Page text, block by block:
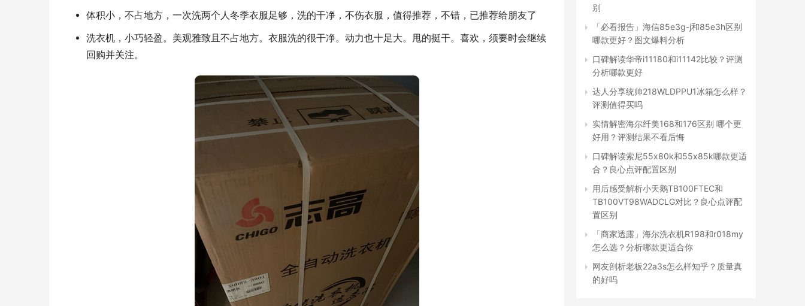
体积小，不占地方，一次洗两个人冬季衣服足够，洗的干净，不伤衣服，值得推荐，不错，已推荐给朋友了
洗衣机，小巧轻盈。美观雅致且不占地方。衣服洗的很干净。动力也十足大。甩的挺干。喜欢，须要时会继续
回购并关注。
别
「必看报告」海信85e3g-j和85e3h区别
哪款更好？图文爆料分析
口碑解读华帝i11180和i11142比较？评测
分析哪款更好
达人分享统帅218WLDPPU1冰箱怎么样？
评测值得买吗
实情解密海尔纤美168和176区别 哪个更
好用？评测结果不看后悔
口碑解读索尼55x80k和55x85k哪款更适
合？良心点评配置区别
用后感受解析小天鹅TB100FTEC和
TB100VT98WADCLG对比？良心点评配
置区别
「商家透露」海尔洗衣机R198和r018my
怎么选？分析哪款更适合你
网友剖析老板22a3s怎么样知乎？质量真
的好吗